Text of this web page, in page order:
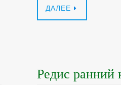
ДАЛЕЕ
Редис ранний